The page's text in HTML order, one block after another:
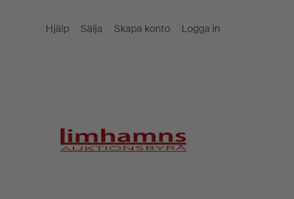
Hjälp Sälja Skapa konto Logga in